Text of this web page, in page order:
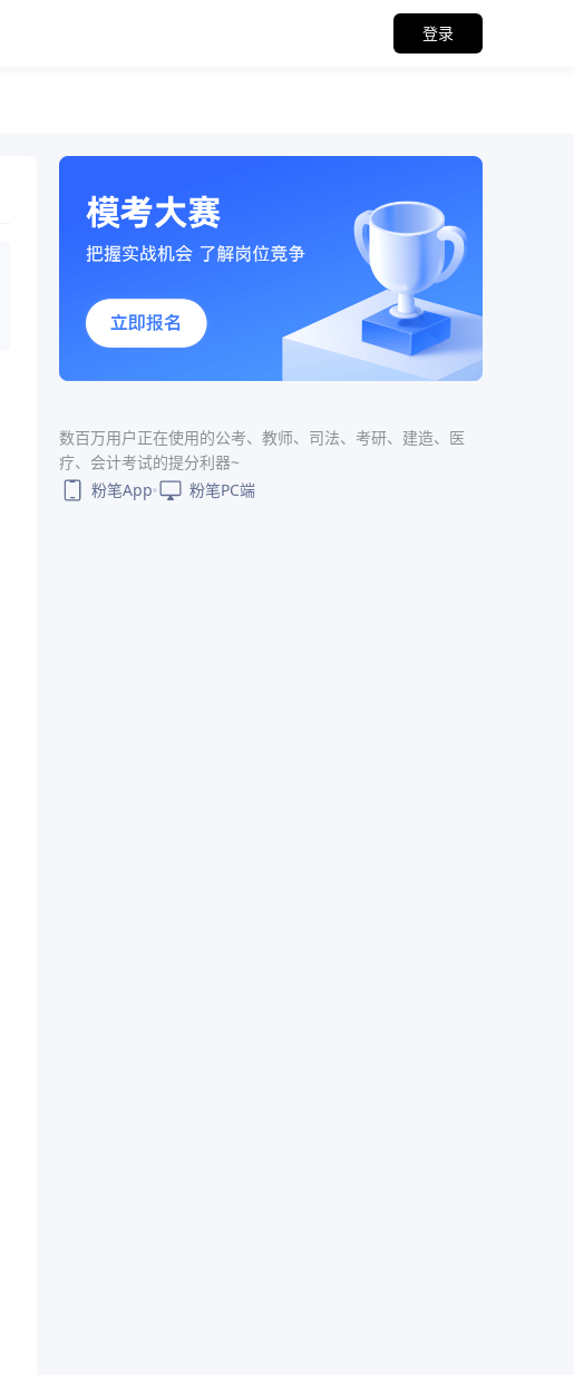
登录
数百万用户正在使用的公考、教师、司法、考研、建造、医
疗、会计考试的提分利器~
粉笔App
粉笔PC端